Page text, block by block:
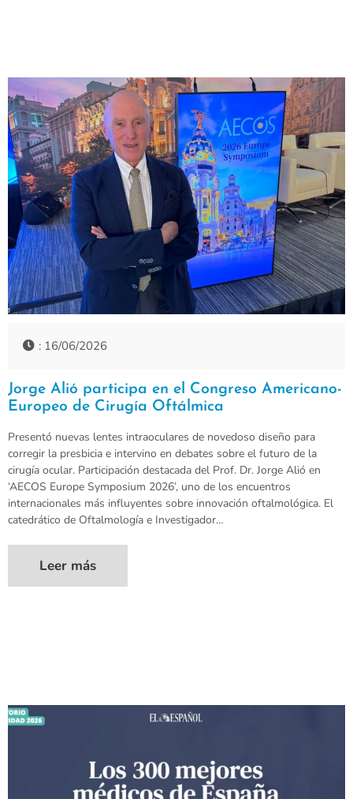
: 16/06/2026
Jorge Alió participa en el Congreso Americano-
Europeo de Cirugía Oftálmica
Presentó nuevas lentes intraoculares de novedoso diseño para
corregir la presbicia e intervino en debates sobre el futuro de la
cirugía ocular. Participación destacada del Prof. Dr. Jorge Alió en
‘AECOS Europe Symposium 2026’, uno de los encuentros
internacionales más influyentes sobre innovación oftalmológica. El
catedrático de Oftalmología e Investigador…
Leer más